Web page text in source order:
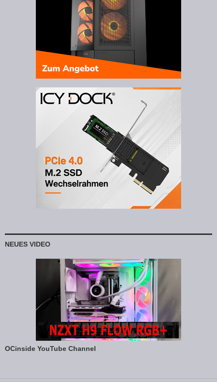
NEUES VIDEO
OCinside YouTube Channel